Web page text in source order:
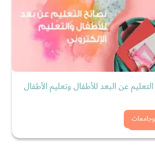
عن البعد للأطفال وتعليم الأطفال